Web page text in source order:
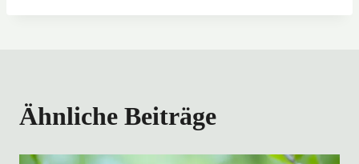
Ähnliche Beiträge